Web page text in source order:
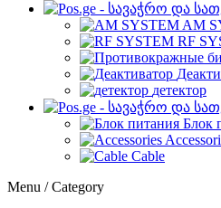
AM
RF
детектор
Блок
Cable
Menu / Category